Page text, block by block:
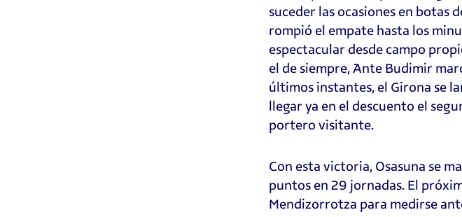
suceder las ocasiones en botas
rompió el empate hasta los
espectacular desde campo
el de siempre, Ante Budimir
últimos instantes, el Girona se
llegar ya en el descuento el
portero visitante.
Con esta victoria, Osasuna se
puntos en 29 jornadas. El
Mendizorrotza para medirse